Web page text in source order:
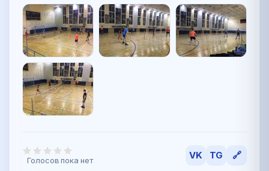
Голосов пока нет VK TG 🔗